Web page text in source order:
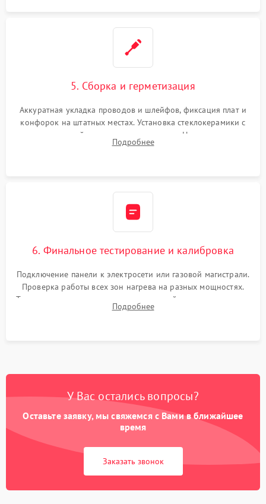
5. Сборка и герметизация
Аккуратная укладка проводов и шлейфов, фиксация плат и
конфорок на штатных местах. Установка стеклокерамики с
проверкой равномерности зазоров. Нанесение
термостойкого герметика или укладка уплотнительной
Подробнее
6. Финальное тестирование и калибровка
Подключение панели к электросети или газовой магистрали.
Проверка работы всех зон нагрева на разных мощностях.
Тестирование сенсорного управления, таймера, индикаторов
остаточного тепла и систем защиты от перегрева.
Подробнее
У Вас остались вопросы?
Оставьте заявку, мы свяжемся с Вами в ближайшее
время
Заказать звонок